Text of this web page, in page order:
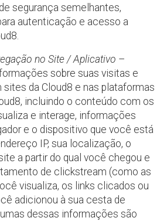
segurança semelhantes,
autenticação e acesso a
no Site / Aplicativo –
sobre suas visitas e
sites da Cloud8 e nas plataformas
incluindo o conteúdo com os
e interage, informações
e o dispositivo que você está
IP, sua localização, o
a partir do qual você chegou e
de clickstream (como as
visualiza, os links clicados ou
adicionou à sua cesta de
dessas informações são